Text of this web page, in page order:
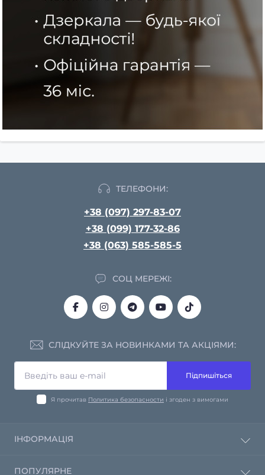
ТЕЛЕФОНИ:
+38 (097) 297-83-07
+38 (099) 177-32-86
+38 (063) 585-585-5
СОЦ МЕРЕЖІ:
СЛІДКУЙТЕ ЗА НОВИНКАМИ ТА АКЦІЯМИ:
Підпишіться
Я прочитав Политика безопасности і згоден з вимогами
ІНФОРМАЦІЯ
ПОПУЛЯРНЕ